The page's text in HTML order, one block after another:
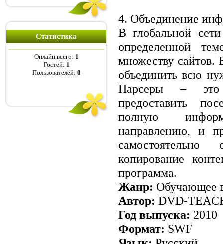
Статистика
Онлайн всего: 1
Гостей: 1
Пользователей: 0
4. Объединение
В глобальной
определенной
множеству сайтов.
объединить всю
Парсеры – это
предоставить
полную
направлению, и
копирование
программа.
Жанр: Обучающее
Автор: DVD-
Год выпуска: 2010
Формат: SWF